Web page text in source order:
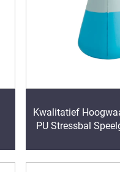
Kwalitatief
PU Stressbal